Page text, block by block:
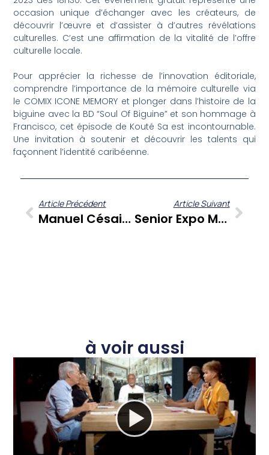
occasion unique d’échanger avec les créateurs, de
découvrir l’œuvre et d’assister à d’autres révélations
culturelles. C’est une affirmation de la vitalité de l’offre
culturelle locale.
Pour apprécier la richesse de l’innovation éditoriale,
comprendre l’importance de la mémoire culturelle via
le COMIX ICONE MEMORY et plonger dans l’histoire de la
biguine avec la BD “Soul Of Biguine” et son hommage à
Francisco, cet épisode de Kouté Sa est incontournable.
Une invitation à soutenir et découvrir les talents qui
façonnent l’identité caribéenne.
Article Précédent
Manuel Césaire, Directeur De Tropiques Atrium, Dévoile La Saison 2023-2024 : Quels Horizons Culturels Pour La Martinique ?
Article Suivant
Senior Expo Martinique : Fanny Pigeon Révèle Les Coulisses D’un Rendez-Vous Essentiel Pour Nos Aînés Sur Kouté Sa
à voir aussi